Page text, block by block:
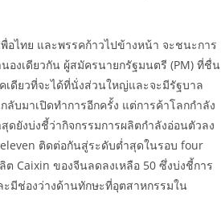
อไทย และพรรคก้าวไปข้างหน้า จะชนะการ
องเดียวกัน ผู้สมัครนายกรัฐมนตรี (PM) ที่ชื่น
เดียวที่จะได้ที่นั่งส่วนใหญ่และจะมีรัฐบาล
บมาเปิดทำการอีกครั้ง แต่การค้าโลกกำลัง
ยังบ่งชี้ว่ากิจกรรมการผลิตกำลังอ่อนตัวลง
ติดต่อกันสู่ระดับต่ำสุดในรอบ four
Caixin ของจีนลดลงเหลือ 50 ซึ่งบ่งชี้การ
มีช่องว่างด้านทักษะที่อุตสาหกรรมใน